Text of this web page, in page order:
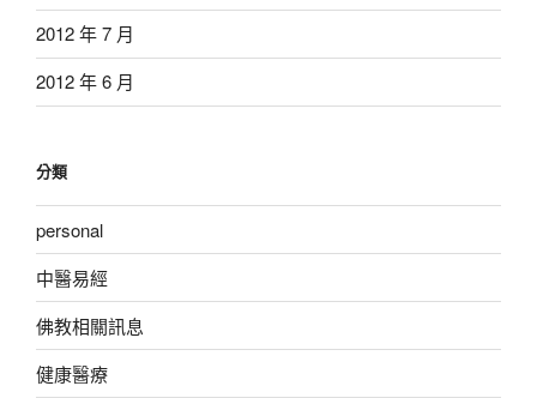
2012 年 7 月
2012 年 6 月
分類
personal
中醫易經
佛教相關訊息
健康醫療